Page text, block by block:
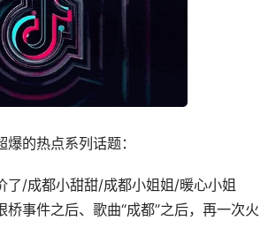
爆的热点系列话题：
了/成都小甜甜/成都小姐姐/暖心小姐
桥事件之后、歌曲“成都”之后，再一次火